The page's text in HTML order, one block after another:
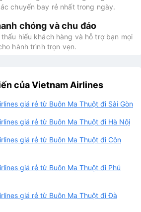
chuyến bay rẻ nhất trong ngày.
chóng và chu đáo
thấu hiểu khách hàng và hỗ trợ bạn mọi
hành trình trọn vẹn.
của Vietnam Airlines
giá rẻ từ Buôn Ma Thuột đi Sài Gòn
giá rẻ từ Buôn Ma Thuột đi Hà Nội
giá rẻ từ Buôn Ma Thuột đi Côn
giá rẻ từ Buôn Ma Thuột đi Phú
giá rẻ từ Buôn Ma Thuột đi Đà